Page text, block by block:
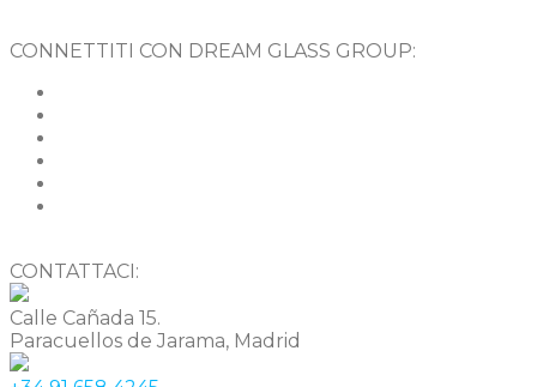
CONNETTITI CON DREAM GLASS GROUP:
CONTATTACI:
Calle Cañada 15.
Paracuellos de Jarama, Madrid